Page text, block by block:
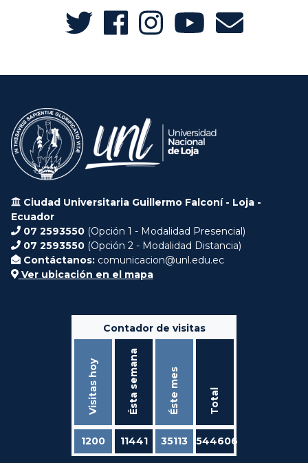
Ciudad Universitaria Guillermo Falconí - Loja -
Ecuador
07 2593550 (Opción 1 - Modalidad Presencial)
07 2593550 (Opción 2 - Modalidad Distancia)
Contáctanos: comunicacion@unl.edu.ec
Ver ubicación en el mapa
Contador de visitas
Visitas hoy Ésta semana Éste mes Total
1200 11441 35113 544606